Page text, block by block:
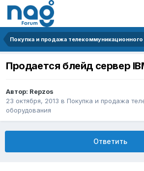
Продается блейд сервер
Автор: Repzos
23 октября, 2013 в Покупка и продажа
оборудования
Ответить